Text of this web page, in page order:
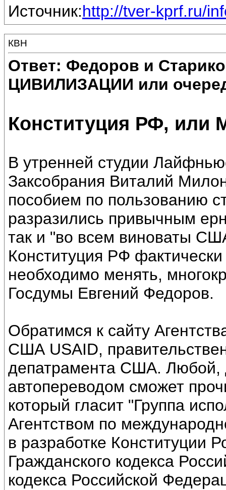
Источник:http://tver-kprf.ru/
КВН
Ответ: Федоров и
ЦИВИЛИЗАЦИИ или
Конституция РФ, или
В утренней студии
Заксобрания Виталий
пособием по пользованию
разразились привычным
так и "во всем виноваты
Конституция РФ
необходимо менять,
Госдумы Евгений Федоров.
Обратимся к сайту
США USAID,
депатрамента США. Любой,
автопереводом сможет
который гласит "Группа
Агентством по
в разработке Конституции
Гражданского кодекса
кодекса Российской